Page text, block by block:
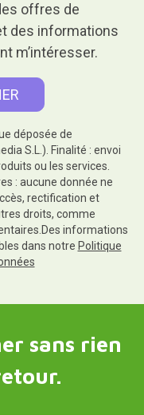
offres de
des informations
m’intéresser.
déposée de
S.L.). Finalité : envoi
ou les services.
: aucune donnée ne
rectification et
droits, comme
informations
dans notre Politique
sans rien